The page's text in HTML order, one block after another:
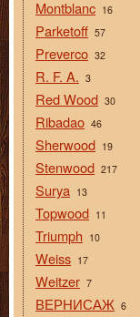
Montblanc 16
Parketoff 57
Preverco 32
R. F. A. 3
Red Wood 30
Ribadao 46
Sherwood 19
Stenwood 217
Surya 13
Topwood 11
Triumph 10
Weiss 17
Weitzer 7
ВЕРНИСАЖ 6